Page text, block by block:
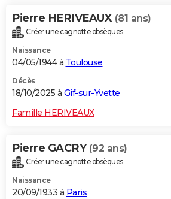
Pierre HERIVEAUX (81 ans)
Créer une cagnotte obsèques
Naissance
04/05/1944 à Toulouse
Décès
18/10/2025 à Gif-sur-Yvette
Famille HERIVEAUX
Pierre GACRY (92 ans)
Créer une cagnotte obsèques
Naissance
20/09/1933 à Paris